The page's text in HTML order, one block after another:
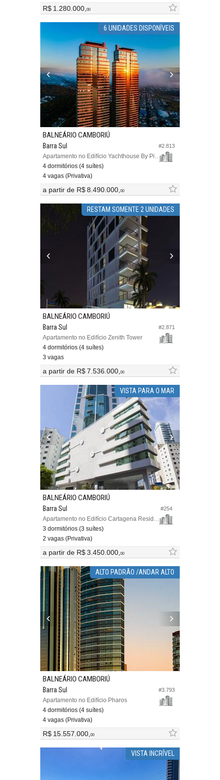
R$ 1.280.000,00
6 UNIDADES DISPONÍVEIS
#2.813
BALNEÁRIO CAMBORIÚ
Barra Sul
Apartamento no Edifício Yachthouse By Pininfarina
4 dormitórios (4 suítes)
4 vagas (Privativa)
a partir de R$ 8.490.000,00
RESTAM SOMENTE 2 UNIDADES
#2.871
BALNEÁRIO CAMBORIÚ
Barra Sul
Apartamento no Edifício Zenith Tower
4 dormitórios (4 suítes)
3 vagas
a partir de R$ 7.536.000,00
VISTA PARA O MAR
#254
BALNEÁRIO CAMBORIÚ
Barra Sul
Apartamento no Edifício Cartagena Residence
3 dormitórios (3 suítes)
2 vagas (Privativa)
a partir de R$ 3.450.000,00
ALTO PADRÃO /ANDAR ALTO
#3.793
BALNEÁRIO CAMBORIÚ
Barra Sul
Apartamento no Edifício Pharos
4 dormitórios (4 suítes)
4 vagas (Privativa)
R$ 15.557.000,00
VISTA INCRÍVEL